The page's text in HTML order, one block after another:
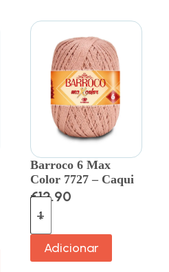
Barroco 6 Max
Color 7727 – Caqui
€12.90
Adicionar